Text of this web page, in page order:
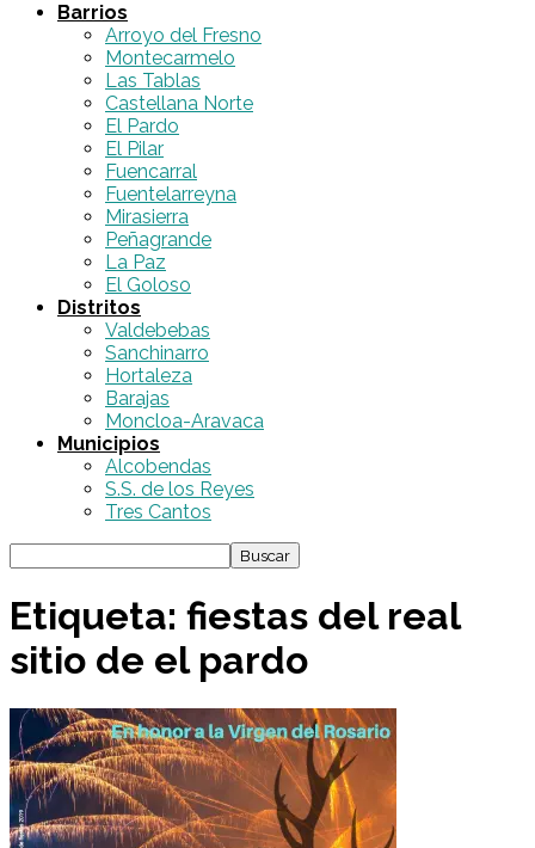
Barrios
Arroyo del Fresno
Montecarmelo
Las Tablas
Castellana Norte
El Pardo
El Pilar
Fuencarral
Fuentelarreyna
Mirasierra
Peñagrande
La Paz
El Goloso
Distritos
Valdebebas
Sanchinarro
Hortaleza
Barajas
Moncloa-Aravaca
Municipios
Alcobendas
S.S. de los Reyes
Tres Cantos
Etiqueta: fiestas del real
sitio de el pardo